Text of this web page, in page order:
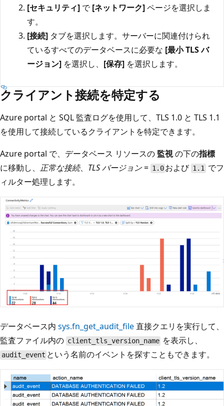
[セキュリティ] で[ネットワーク]ページを選択しま
す。
[接続] タブを選択します。サーバーに関連付けられ
ているすべてのデータベースに必要な [最小 TLS バ
ージョン] を選択し、 [保存] を選択します。
クライアント接続を特定する
Azure portal と SQL 監査ログを使用して、TLS 1.0 と TLS 1.1
を使用して接続しているクライアントを特定できます。
Azure portal で、データベース リソースの 監視の下の指標
に移動し、
正常な接続、 TLS バージョン= 1.0 および 1.1でフ
ィルター処理します。
データベース内 sys.fn_get_audit_file直接クエリを実行して、
監査ファイル内の client_tls_version_name を表示し、
audit_event という名前のイベントを探すこともできます。